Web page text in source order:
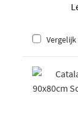
Vergelijk